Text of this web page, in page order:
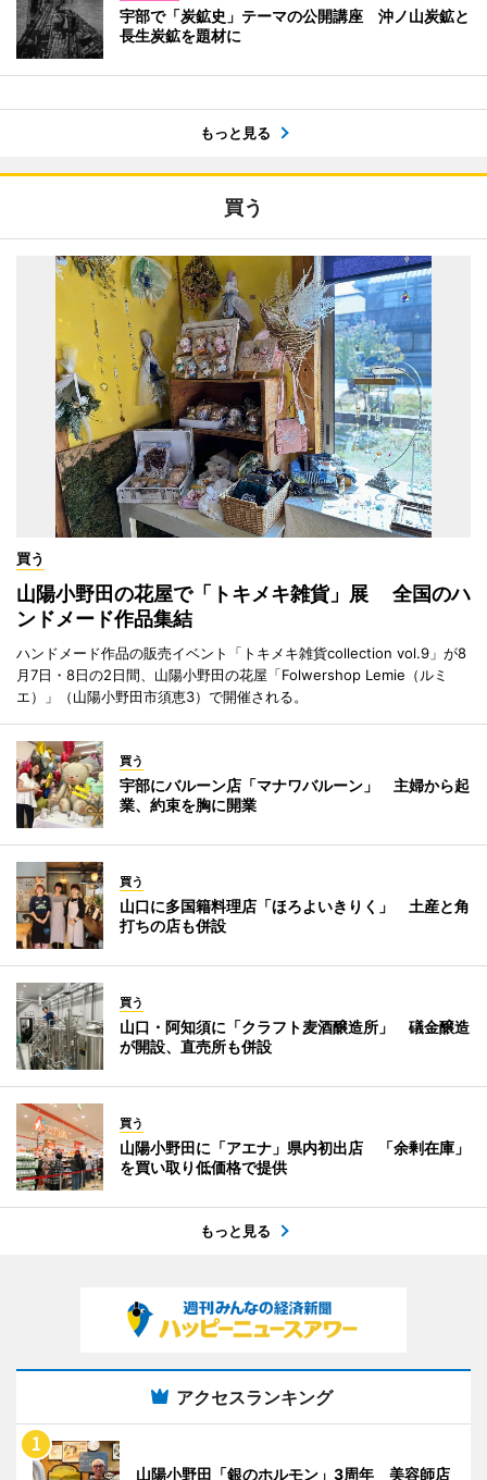
宇部で「炭鉱史」テーマの公開講座 沖ノ山炭鉱と
長生炭鉱を題材に
もっと見る
買う
買う
山陽小野田の花屋で「トキメキ雑貨」展 全国のハ
ンドメード作品集結
ハンドメード作品の販売イベント「トキメキ雑貨collection vol.9」が8
月7日・8日の2日間、山陽小野田の花屋「Folwershop Lemie（ルミ
エ）」（山陽小野田市須恵3）で開催される。
買う
宇部にバルーン店「マナワバルーン」 主婦から起
業、約束を胸に開業
買う
山口に多国籍料理店「ほろよいきりく」 土産と角
打ちの店も併設
買う
山口・阿知須に「クラフト麦酒醸造所」 礒金醸造
が開設、直売所も併設
買う
山陽小野田に「アエナ」県内初出店 「余剰在庫」
を買い取り低価格で提供
もっと見る
アクセスランキング
山陽小野田「銀のホルモン」3周年 美容師店